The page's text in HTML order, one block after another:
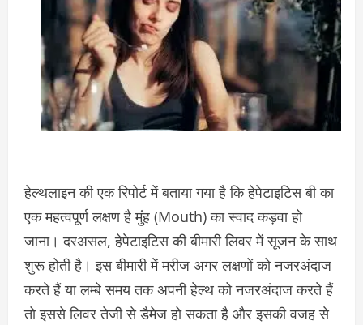
हेल्थलाइन की एक रिपोर्ट में बताया गया है कि हेपेटाइटिस बी का
एक महत्वपूर्ण लक्षण है मुंह (Mouth) का स्वाद कड़वा हो
जाना। दरअसल, हेपेटाइटिस की बीमारी लिवर में सूजन के साथ
शुरू होती है। इस बीमारी में मरीज अगर लक्षणों को नजरअंदाज
करते हैं या लम्बे समय तक अपनी हेल्थ को नजरअंदाज करते हैं
तो इससे लिवर तेजी से डैमेज हो सकता है और इसकी वजह से